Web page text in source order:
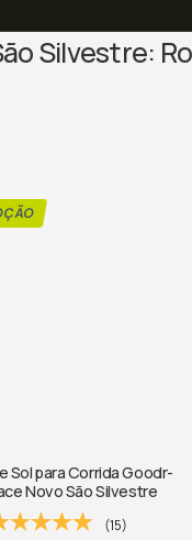
Silvestre:
Sol para Corrida Goodr-
Novo São Silvestre
(15)